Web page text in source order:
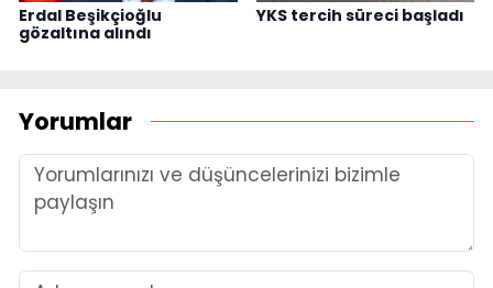
Erdal Beşikçioğlu
gözaltına alındı
YKS tercih süreci başladı
Yorumlar